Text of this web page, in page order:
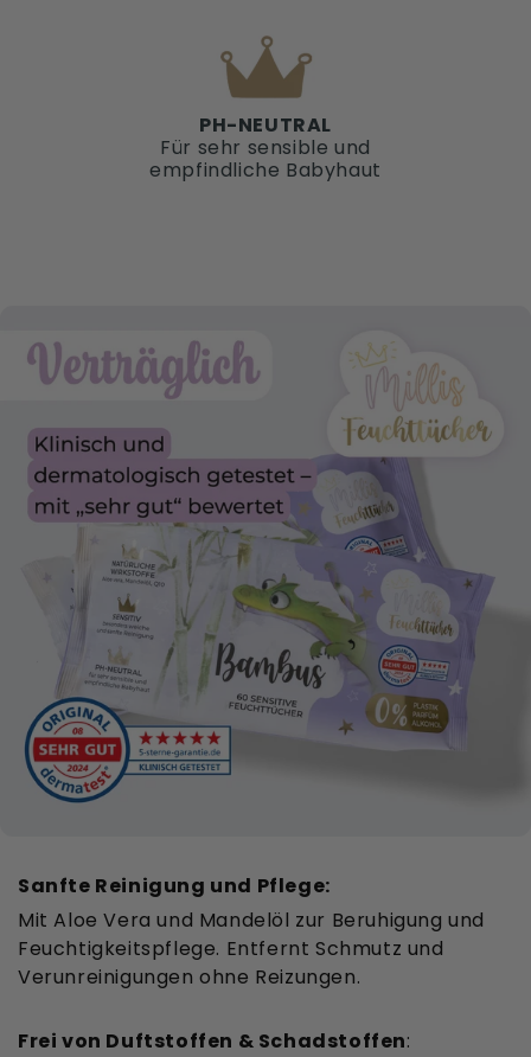
PH-NEUTRAL
Für sehr sensible und
empfindliche Babyhaut
Sanfte Reinigung und Pflege:
Mit Aloe Vera und Mandelöl zur Beruhigung und
Feuchtigkeitspflege. Entfernt Schmutz und
Verunreinigungen ohne Reizungen.
Frei von Duftstoffen & Schadstoffen: